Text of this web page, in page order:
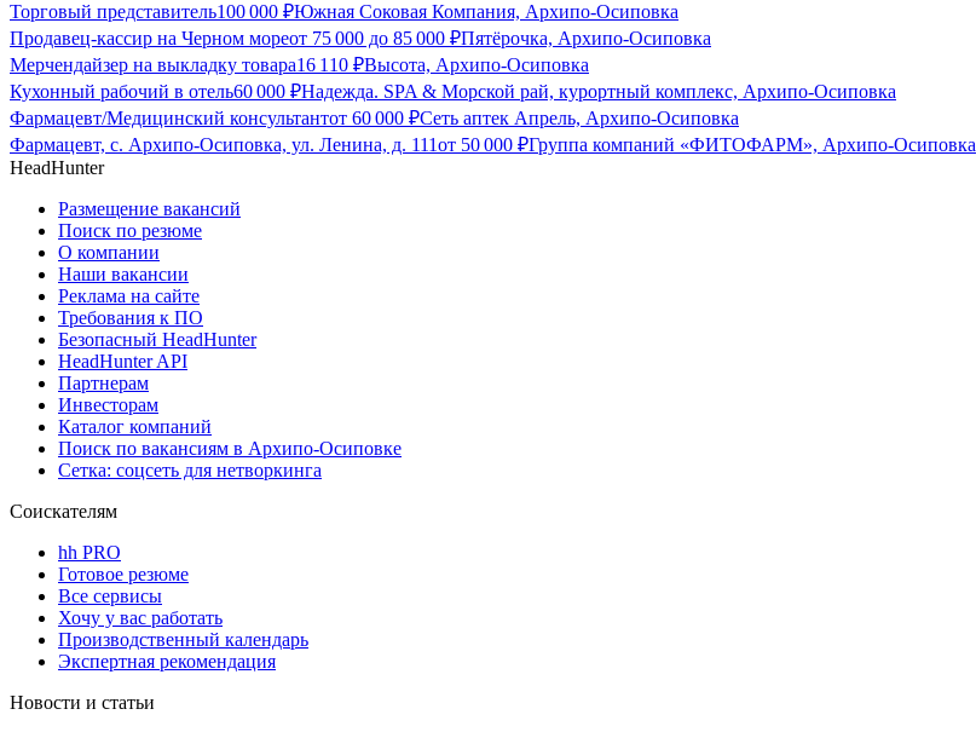
Торговый представитель100 000 ₽Южная Соковая Компания, Архипо-Осиповка
Продавец-кассир на Черном мореот 75 000 до 85 000 ₽Пятёрочка, Архипо-Осиповка
Мерчендайзер на выкладку товара16 110 ₽Высота, Архипо-Осиповка
Кухонный рабочий в отель60 000 ₽Надежда. SPA & Морской рай, курортный комплекс, Архипо-Осиповка
Фармацевт/Медицинский консультантот 60 000 ₽Сеть аптек Апрель, Архипо-Осиповка
Фармацевт, с. Архипо-Осиповка, ул. Ленина, д. 111от 50 000 ₽Группа компаний «ФИТОФАРМ», Архипо-Осиповка
HeadHunter
Размещение вакансий
Поиск по резюме
О компании
Наши вакансии
Реклама на сайте
Требования к ПО
Безопасный HeadHunter
HeadHunter API
Партнерам
Инвесторам
Каталог компаний
Поиск по вакансиям в Архипо-Осиповке
Сетка: соцсеть для нетворкинга
Соискателям
hh PRO
Готовое резюме
Все сервисы
Хочу у вас работать
Производственный календарь
Экспертная рекомендация
Новости и статьи